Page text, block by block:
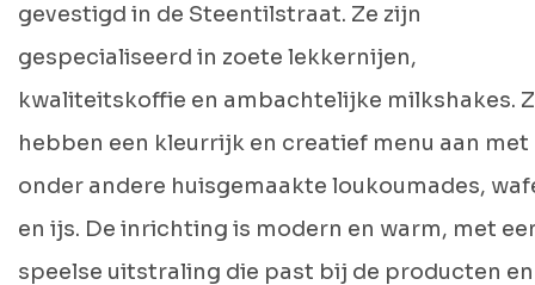
gevestigd in de Steentilstraat. Ze zijn
gespecialiseerd in zoete lekkernijen,
kwaliteitskoffie en ambachtelijke milkshakes.
hebben een kleurrijk en creatief menu aan met
onder andere huisgemaakte loukoumades,
en ijs. De inrichting is modern en warm, met
speelse uitstraling die past bij de producten